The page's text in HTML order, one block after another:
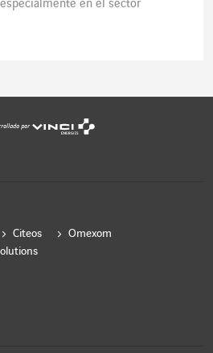
en el sector
por
Citeos
Omexom